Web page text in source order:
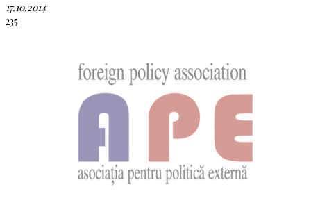
17.10.2014
235